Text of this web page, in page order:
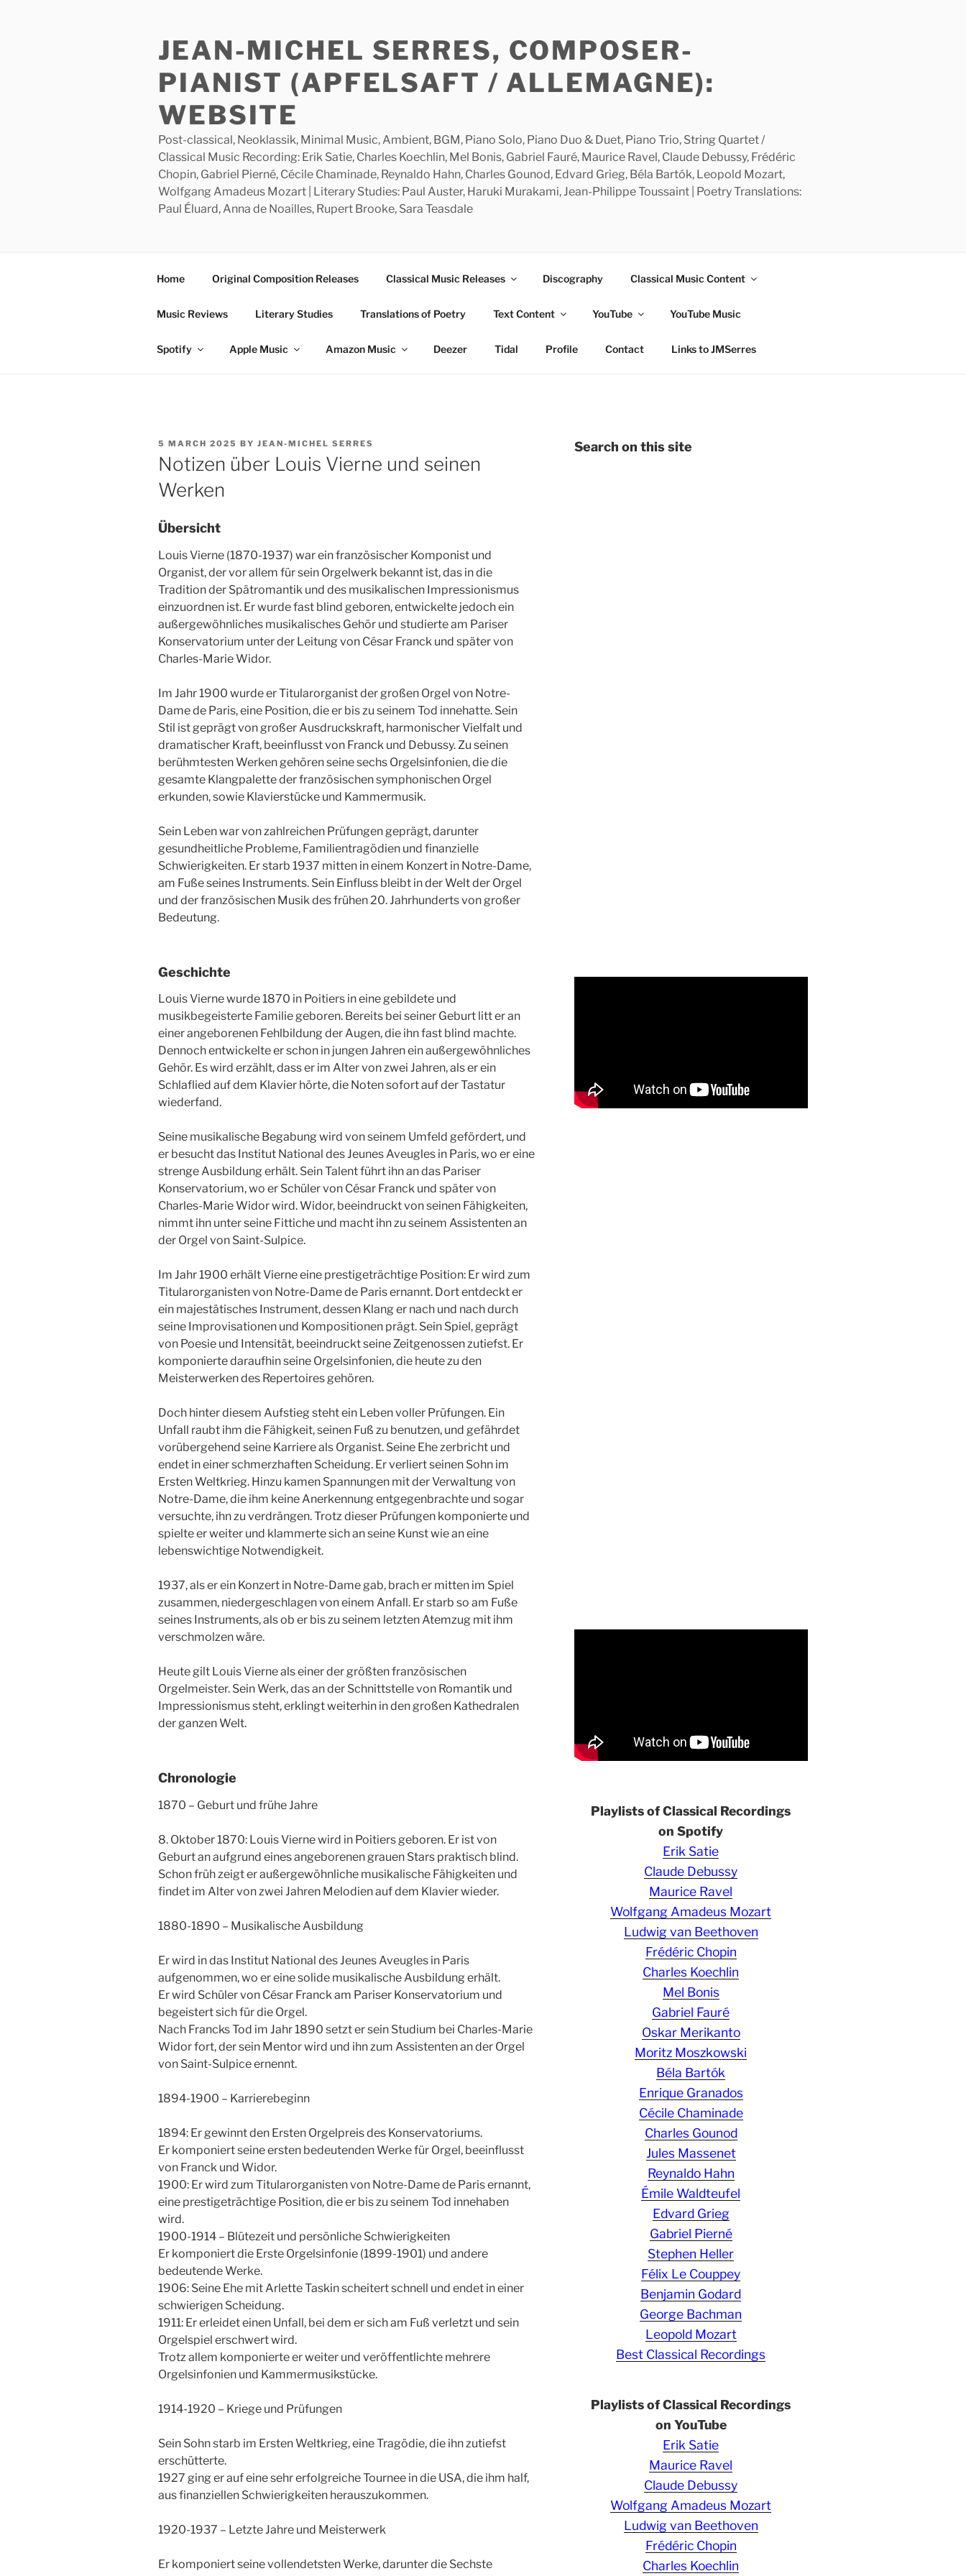
JEAN-MICHEL SERRES, COMPOSER-
PIANIST (APFELSAFT / ALLEMAGNE):
WEBSITE
Post-classical, Neoklassik, Minimal Music, Ambient, BGM, Piano Solo, Piano Duo & Duet, Piano Trio, String Quartet /
Classical Music Recording: Erik Satie, Charles Koechlin, Mel Bonis, Gabriel Fauré, Maurice Ravel, Claude Debussy, Frédéric
Chopin, Gabriel Pierné, Cécile Chaminade, Reynaldo Hahn, Charles Gounod, Edvard Grieg, Béla Bartók, Leopold Mozart,
Wolfgang Amadeus Mozart | Literary Studies: Paul Auster, Haruki Murakami, Jean-Philippe Toussaint | Poetry Translations:
Paul Éluard, Anna de Noailles, Rupert Brooke, Sara Teasdale
Home Original Composition Releases Classical Music Releases Discography Classical Music Content
Music Reviews Literary Studies Translations of Poetry Text Content YouTube YouTube Music
Spotify Apple Music Amazon Music Deezer Tidal Profile Contact Links to JMSerres
POSTED
ON
5 MARCH 2025 BY JEAN-MICHEL SERRES
Notizen über Louis Vierne und seinen
Werken
Übersicht
Louis Vierne (1870-1937) war ein französischer Komponist und
Organist, der vor allem für sein Orgelwerk bekannt ist, das in die
Tradition der Spätromantik und des musikalischen Impressionismus
einzuordnen ist. Er wurde fast blind geboren, entwickelte jedoch ein
außergewöhnliches musikalisches Gehör und studierte am Pariser
Konservatorium unter der Leitung von César Franck und später von
Charles-Marie Widor.
Im Jahr 1900 wurde er Titularorganist der großen Orgel von Notre-
Dame de Paris, eine Position, die er bis zu seinem Tod innehatte. Sein
Stil ist geprägt von großer Ausdruckskraft, harmonischer Vielfalt und
dramatischer Kraft, beeinflusst von Franck und Debussy. Zu seinen
berühmtesten Werken gehören seine sechs Orgelsinfonien, die die
gesamte Klangpalette der französischen symphonischen Orgel
erkunden, sowie Klavierstücke und Kammermusik.
Sein Leben war von zahlreichen Prüfungen geprägt, darunter
gesundheitliche Probleme, Familientragödien und finanzielle
Schwierigkeiten. Er starb 1937 mitten in einem Konzert in Notre-Dame,
am Fuße seines Instruments. Sein Einfluss bleibt in der Welt der Orgel
und der französischen Musik des frühen 20. Jahrhunderts von großer
Bedeutung.
Geschichte
Louis Vierne wurde 1870 in Poitiers in eine gebildete und
musikbegeisterte Familie geboren. Bereits bei seiner Geburt litt er an
einer angeborenen Fehlbildung der Augen, die ihn fast blind machte.
Dennoch entwickelte er schon in jungen Jahren ein außergewöhnliches
Gehör. Es wird erzählt, dass er im Alter von zwei Jahren, als er ein
Schlaflied auf dem Klavier hörte, die Noten sofort auf der Tastatur
wiederfand.
Seine musikalische Begabung wird von seinem Umfeld gefördert, und
er besucht das Institut National des Jeunes Aveugles in Paris, wo er eine
strenge Ausbildung erhält. Sein Talent führt ihn an das Pariser
Konservatorium, wo er Schüler von César Franck und später von
Charles-Marie Widor wird. Widor, beeindruckt von seinen Fähigkeiten,
nimmt ihn unter seine Fittiche und macht ihn zu seinem Assistenten an
der Orgel von Saint-Sulpice.
Im Jahr 1900 erhält Vierne eine prestigeträchtige Position: Er wird zum
Titularorganisten von Notre-Dame de Paris ernannt. Dort entdeckt er
ein majestätisches Instrument, dessen Klang er nach und nach durch
seine Improvisationen und Kompositionen prägt. Sein Spiel, geprägt
von Poesie und Intensität, beeindruckt seine Zeitgenossen zutiefst. Er
komponierte daraufhin seine Orgelsinfonien, die heute zu den
Meisterwerken des Repertoires gehören.
Doch hinter diesem Aufstieg steht ein Leben voller Prüfungen. Ein
Unfall raubt ihm die Fähigkeit, seinen Fuß zu benutzen, und gefährdet
vorübergehend seine Karriere als Organist. Seine Ehe zerbricht und
endet in einer schmerzhaften Scheidung. Er verliert seinen Sohn im
Ersten Weltkrieg. Hinzu kamen Spannungen mit der Verwaltung von
Notre-Dame, die ihm keine Anerkennung entgegenbrachte und sogar
versuchte, ihn zu verdrängen. Trotz dieser Prüfungen komponierte und
spielte er weiter und klammerte sich an seine Kunst wie an eine
lebenswichtige Notwendigkeit.
1937, als er ein Konzert in Notre-Dame gab, brach er mitten im Spiel
zusammen, niedergeschlagen von einem Anfall. Er starb so am Fuße
seines Instruments, als ob er bis zu seinem letzten Atemzug mit ihm
verschmolzen wäre.
Heute gilt Louis Vierne als einer der größten französischen
Orgelmeister. Sein Werk, das an der Schnittstelle von Romantik und
Impressionismus steht, erklingt weiterhin in den großen Kathedralen
der ganzen Welt.
Chronologie
1870 – Geburt und frühe Jahre
8. Oktober 1870: Louis Vierne wird in Poitiers geboren. Er ist von
Geburt an aufgrund eines angeborenen grauen Stars praktisch blind.
Schon früh zeigt er außergewöhnliche musikalische Fähigkeiten und
findet im Alter von zwei Jahren Melodien auf dem Klavier wieder.
1880-1890 – Musikalische Ausbildung
Er wird in das Institut National des Jeunes Aveugles in Paris
aufgenommen, wo er eine solide musikalische Ausbildung erhält.
Er wird Schüler von César Franck am Pariser Konservatorium und
begeistert sich für die Orgel.
Nach Francks Tod im Jahr 1890 setzt er sein Studium bei Charles-Marie
Widor fort, der sein Mentor wird und ihn zum Assistenten an der Orgel
von Saint-Sulpice ernennt.
1894-1900 – Karrierebeginn
1894: Er gewinnt den Ersten Orgelpreis des Konservatoriums.
Er komponiert seine ersten bedeutenden Werke für Orgel, beeinflusst
von Franck und Widor.
1900: Er wird zum Titularorganisten von Notre-Dame de Paris ernannt,
eine prestigeträchtige Position, die er bis zu seinem Tod innehaben
wird.
1900-1914 – Blütezeit und persönliche Schwierigkeiten
Er komponiert die Erste Orgelsinfonie (1899-1901) und andere
bedeutende Werke.
1906: Seine Ehe mit Arlette Taskin scheitert schnell und endet in einer
schwierigen Scheidung.
1911: Er erleidet einen Unfall, bei dem er sich am Fuß verletzt und sein
Orgelspiel erschwert wird.
Trotz allem komponierte er weiter und veröffentlichte mehrere
Orgelsinfonien und Kammermusikstücke.
1914-1920 – Kriege und Prüfungen
Sein Sohn starb im Ersten Weltkrieg, eine Tragödie, die ihn zutiefst
erschütterte.
1927 ging er auf eine sehr erfolgreiche Tournee in die USA, die ihm half,
aus finanziellen Schwierigkeiten herauszukommen.
1920-1937 – Letzte Jahre und Meisterwerk
Er komponiert seine vollendetsten Werke, darunter die Sechste
Search on this site
Playlists of Classical Recordings
on Spotify
Erik Satie
Claude Debussy
Maurice Ravel
Wolfgang Amadeus Mozart
Ludwig van Beethoven
Frédéric Chopin
Charles Koechlin
Mel Bonis
Gabriel Fauré
Oskar Merikanto
Moritz Moszkowski
Béla Bartók
Enrique Granados
Cécile Chaminade
Charles Gounod
Jules Massenet
Reynaldo Hahn
Émile Waldteufel
Edvard Grieg
Gabriel Pierné
Stephen Heller
Félix Le Couppey
Benjamin Godard
George Bachman
Leopold Mozart
Best Classical Recordings
Playlists of Classical Recordings
on YouTube
Erik Satie
Maurice Ravel
Claude Debussy
Wolfgang Amadeus Mozart
Ludwig van Beethoven
Frédéric Chopin
Charles Koechlin